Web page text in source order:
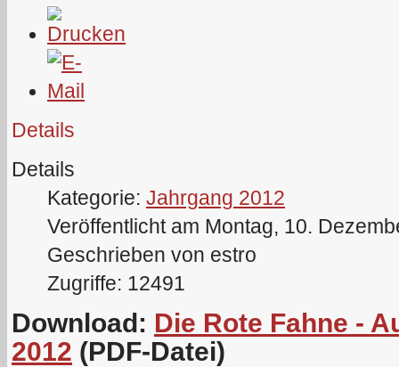
Details
Details
Kategorie: Jahrgang 2012
Veröffentlicht am Montag, 10.
Geschrieben von estro
Zugriffe: 12491
Download: Die Rote Fahne -
2012 (PDF-Datei)